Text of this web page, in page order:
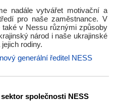
nadále vytvářet motivační a
pro naše zaměstnance. V
také v Nessu různými způsoby
národ i naše ukrajinské
rodiny.
generální ředitel NESS
společnosti NESS